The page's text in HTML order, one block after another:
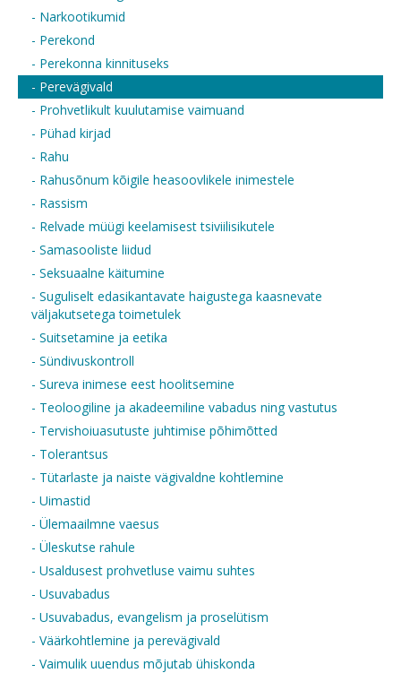
- Narkootikumid
- Perekond
- Perekonna kinnituseks
- Perevägivald
- Prohvetlikult kuulutamise vaimuand
- Pühad kirjad
- Rahu
- Rahusõnum kõigile heasoovlikele inimestele
- Rassism
- Relvade müügi keelamisest tsiviilisikutele
- Samasooliste liidud
- Seksuaalne käitumine
- Suguliselt edasikantavate haigustega kaasnevate
väljakutsetega toimetulek
- Suitsetamine ja eetika
- Sündivuskontroll
- Sureva inimese eest hoolitsemine
- Teoloogiline ja akadeemiline vabadus ning vastutus
- Tervishoiuasutuste juhtimise põhimõtted
- Tolerantsus
- Tütarlaste ja naiste vägivaldne kohtlemine
- Uimastid
- Ülemaailmne vaesus
- Üleskutse rahule
- Usaldusest prohvetluse vaimu suhtes
- Usuvabadus
- Usuvabadus, evangelism ja proselütism
- Väärkohtlemine ja perevägivald
- Vaimulik uuendus mõjutab ühiskonda